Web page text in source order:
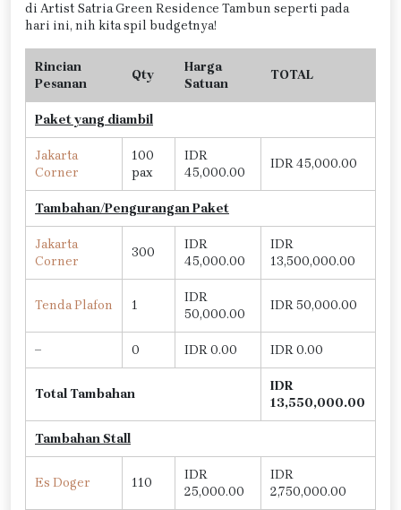
di Artist Satria Green Residence Tambun seperti pada
hari ini, nih kita spil budgetnya!
Rincian
Pesanan
Qty
Harga
Satuan
TOTAL
Paket yang diambil
Jakarta
Corner
100
pax
IDR
45,000.00
IDR 45,000.00
Tambahan/Pengurangan Paket
Jakarta
Corner
300
IDR
45,000.00
IDR
13,500,000.00
Tenda Plafon 1
IDR
50,000.00
IDR 50,000.00
– 0 IDR 0.00 IDR 0.00
Total Tambahan
IDR
13,550,000.00
Tambahan Stall
Es Doger 110
IDR
25,000.00
IDR
2,750,000.00